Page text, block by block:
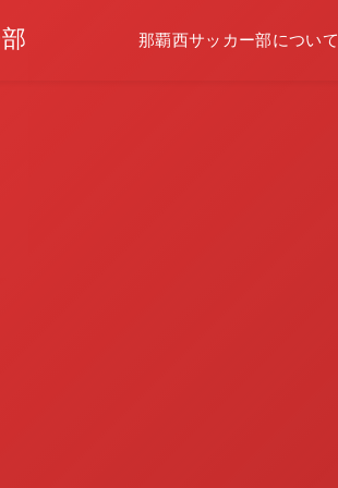
那覇西サッカー部について